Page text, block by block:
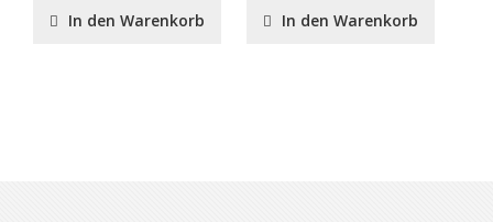
In den Warenkorb
In den Warenkorb